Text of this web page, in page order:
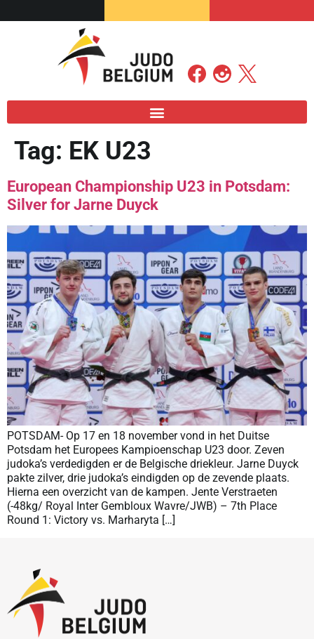
Tag: EK U23
European Championship U23 in Potsdam:
Silver for Jarne Duyck
POTSDAM- Op 17 en 18 november vond in het Duitse
Potsdam het Europees Kampioenschap U23 door. Zeven
judoka’s verdedigden er de Belgische driekleur. Jarne Duyck
pakte zilver, drie judoka’s eindigden op de zevende plaats.
Hierna een overzicht van de kampen. Jente Verstraeten
(-48kg/ Royal Inter Gembloux Wavre/JWB) – 7th Place
Round 1: Victory vs. Marharyta […]